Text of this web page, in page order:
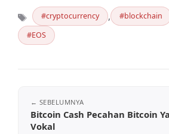
Tag
cryptocurrency , blockchain
EOS
Bitcoin Cash Pecahan Bitcoin
Vokal